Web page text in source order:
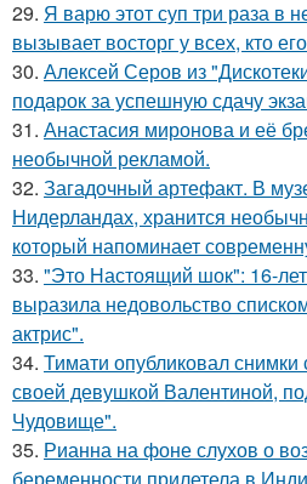
29. Я варю этот суп три раза в
вызывает восторг у всех, кто
30. Алексей Серов из
подарок за успешную сдачу
31. Анастасия миронова и её
необычной рекламой.
32. Загадочный артефакт. В
Нидерландах, хранится
который напоминает
33. "Это Настоящий шок": 16-
выразила недовольство
актрис".
34. Тимати опубликовал
своей девушкой Валентиной,
Чудовище".
35. Рианна на фоне слухов о